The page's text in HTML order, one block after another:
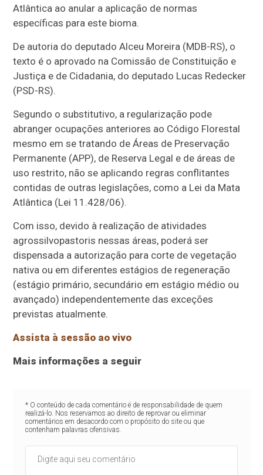
Atlântica ao anular a aplicação de normas
específicas para este bioma.
De autoria do deputado Alceu Moreira (MDB-RS), o
texto é o aprovado na Comissão de Constituição e
Justiça e de Cidadania, do deputado Lucas Redecker
(PSD-RS).
Segundo o substitutivo, a regularização pode
abranger ocupações anteriores ao Código Florestal
mesmo em se tratando de Áreas de Preservação
Permanente (APP), de Reserva Legal e de áreas de
uso restrito, não se aplicando regras conflitantes
contidas de outras legislações, como a Lei da Mata
Atlântica (Lei 11.428/06).
Com isso, devido à realização de atividades
agrossilvopastoris nessas áreas, poderá ser
dispensada a autorização para corte de vegetação
nativa ou em diferentes estágios de regeneração
(estágio primário, secundário em estágio médio ou
avançado) independentemente das exceções
previstas atualmente.
Assista à sessão ao vivo
Mais informações a seguir
* O conteúdo de cada comentário é de responsabilidade de quem
realizá-lo. Nos reservamos ao direito de reprovar ou eliminar
comentários em desacordo com o propósito do site ou que
contenham palavras ofensivas.